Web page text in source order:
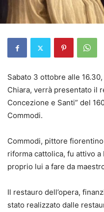
Sabato 3 ottobre alle
Chiara, verrà presentato il
Concezione e Santi” del
Commodi.
Commodi, pittore
riforma cattolica, fu attivo
proprio lui a fare da
Il restauro dell’opera,
stato realizzato dalle